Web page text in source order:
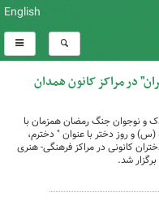
English
در مراکز کانون همدان
و نوجوان جنگ رمضان همزمان با
و روز دختر با عنوان " دخترم،
کانونی در مراکز فرهنگی- هنری
شد.